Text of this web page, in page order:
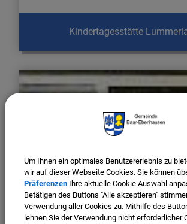
Kindertagesstätte
Um Ihnen ein optimales Benutzererlebnis zu
wir auf dieser Webseite Cookies. Sie können
Präferenzen Ihre aktuelle Cookie Auswahl
Betätigen des Buttons "Alle akzeptieren"
Verwendung aller Cookies zu. Mithilfe des
lehnen Sie der Verwendung nicht erforderlicher